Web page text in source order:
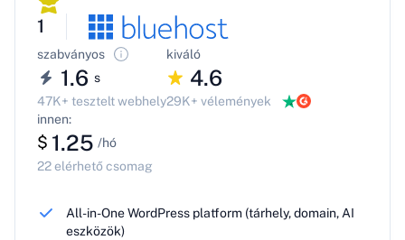
1
szabványos
1.6 s
47K+ tesztelt webhely
kiváló
4.6
29K+ vélemények
innen:
$ 1.25 /hó
22 elérhető csomag
All-in-One WordPress platform (tárhely, domain, AI
eszközök)